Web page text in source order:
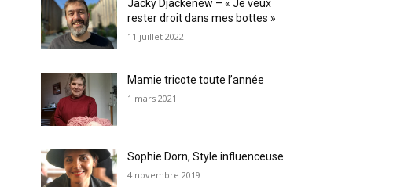
Jacky Djackenew – « Je veux
rester droit dans mes bottes »
11 juillet 2022
Mamie tricote toute l’année
1 mars 2021
Sophie Dorn, Style influenceuse
4 novembre 2019